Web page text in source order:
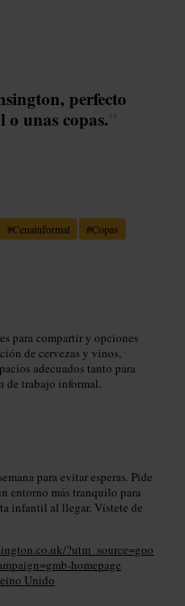
perfecto
unas copas.”
#Cenainformal #Copas
para compartir y opciones
de cervezas y vinos,
adecuados tanto para
de trabajo informal.
para evitar esperas. Pide
entorno más tranquilo para
infantil al llegar. Vístete de
?utm_source=goo
homepage
Unido